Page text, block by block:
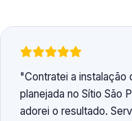
Contratei a instalação
planejada no Sítio São
adorei o resultado.